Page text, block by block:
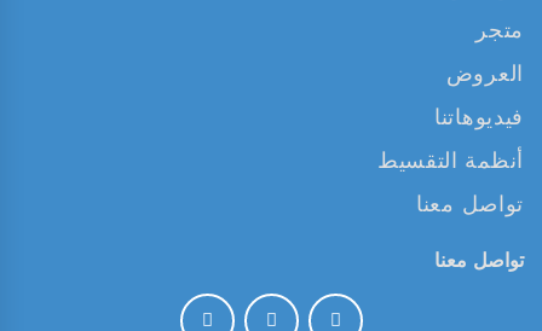
متجر
العروض
فيديوهاتنا
أنظمة التقسيط
تواصل معنا
تواصل معنا